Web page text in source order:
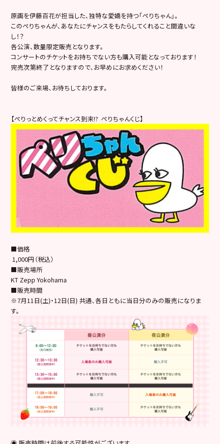
原画を伊藤百花が担当した、独特な愛嬌を持つ「ぺりちゃん」。
このぺりちゃんが、あなたにチャンスをもたらしてくれること間違いな
し！？
各公演、数量限定販売となります。
コンサートのチケットをお持ちでない方も購入可能となっております！
完売次第終了となりますので、お早めにお求めください！
皆様のご来場、お待ちしております。
【ぺりっとめくってチャンス到来!? ぺりちゃんくじ】
■価格
1,000円（税込）
■販売場所
KT Zepp Yokohama
■販売時間
※7月11日(土)・12日(日) 共通、各日ともに当日分のみの販売になりま
す。